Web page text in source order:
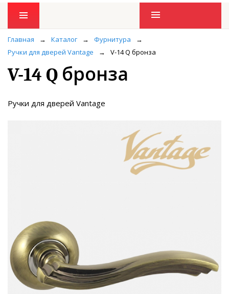
Промо товары
Главная → Каталог → Фурнитура
→
Ручки для дверей Vantage
→ V-14 Q бронза
V-14 Q бронза
Ручки для дверей Vantage